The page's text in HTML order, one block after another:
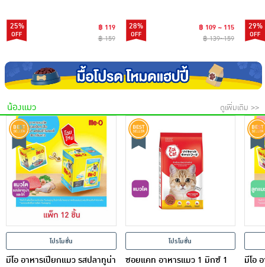
25%
฿ 119
฿ 159
28%
฿ 109 ~ 115
฿ 139~159
29%
น้องแมว ดูเพิ่มเติม >>
โปรโมชั่น
มีโอ อาหารเปียกแมว รสปลาทูน่า
โปรโมชั่น
ซอยแคท อาหารแมว 1 มิกซ์ 1
มีโอ